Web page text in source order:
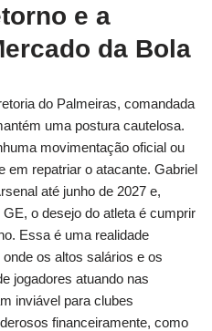
e a
da Bola
do Palmeiras, comandada
uma postura cautelosa.
movimentação oficial ou
em repatriar o atacante. Gabriel
até junho de 2027 e,
o desejo do atleta é cumprir
Essa é uma realidade
os altos salários e os
jogadores atuando nas
inviável para clubes
financeiramente, como